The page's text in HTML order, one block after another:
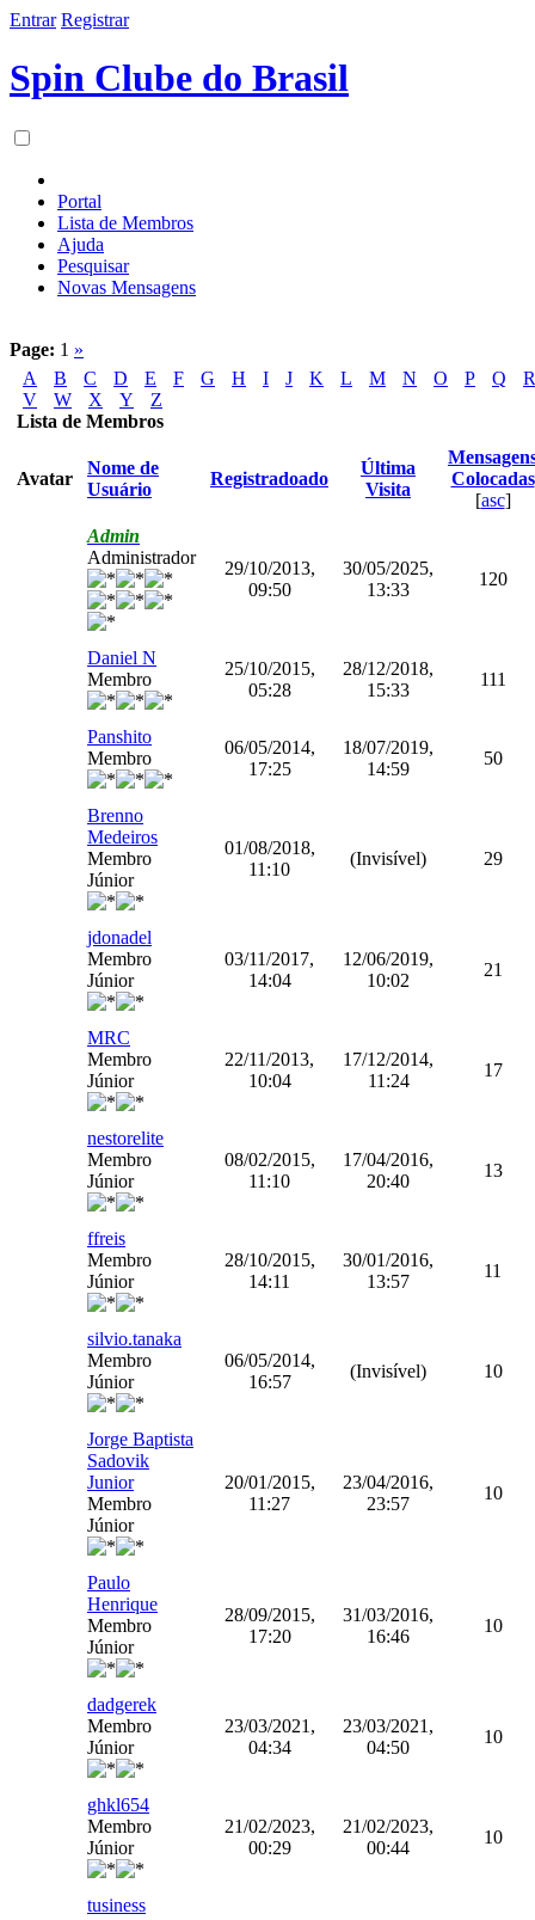
Entrar Registrar
Spin Clube do Brasil
Portal
Lista de Membros
Ajuda
Pesquisar
Novas Mensagens
Page: 1 »
A
B C D E F G H I J K L M N O P Q
R
V
W X Y
Z
Lista de Membros
Avatar
Nome de
Usuário
Registradoado
Última
Visita
Colocadas
[asc]
Admin
Administrador
29/10/2013,
09:50
30/05/2025,
13:33
120
Daniel N
Membro
25/10/2015,
05:28
28/12/2018,
15:33
111
Panshito
Membro
06/05/2014,
17:25
18/07/2019,
14:59
50
Brenno
Medeiros
Membro
Júnior
01/08/2018,
11:10
(Invisível) 29
jdonadel
Membro
Júnior
03/11/2017,
14:04
12/06/2019,
10:02
21
MRC
Membro
Júnior
22/11/2013,
10:04
17/12/2014,
11:24
17
nestorelite
Membro
Júnior
08/02/2015,
11:10
17/04/2016,
20:40
13
ffreis
Membro
Júnior
28/10/2015,
14:11
30/01/2016,
13:57
11
silvio.tanaka
Membro
Júnior
06/05/2014,
16:57
(Invisível) 10
Jorge Baptista
Sadovik
Junior
Membro
Júnior
20/01/2015,
11:27
23/04/2016,
23:57
10
Paulo
Henrique
Membro
Júnior
28/09/2015,
17:20
31/03/2016,
16:46
10
dadgerek
Membro
Júnior
23/03/2021,
04:34
23/03/2021,
04:50
10
ghkl654
Membro
Júnior
21/02/2023,
00:29
21/02/2023,
00:44
10
tusiness